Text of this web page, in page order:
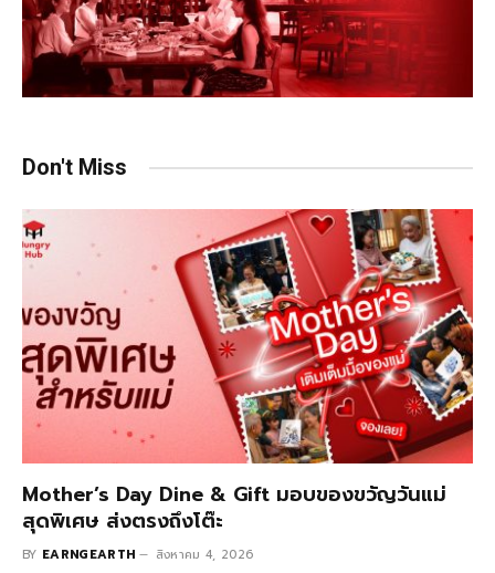
Don't Miss
Mother’s Day Dine & Gift มอบของขวัญวันแม่
สุดพิเศษ ส่งตรงถึงโต๊ะ
BY EARNGEARTH สิงหาคม 4, 2026